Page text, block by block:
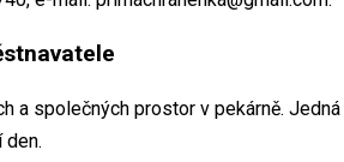
a společných prostor v pekárně.
den.